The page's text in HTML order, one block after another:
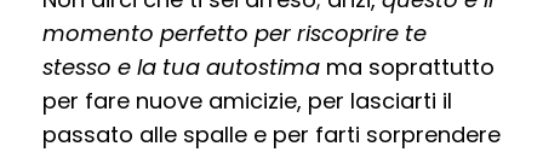
momento perfetto per riscoprire te
stesso e la tua autostima ma soprattutto
per fare nuove amicizie, per lasciarti il
passato alle spalle e per farti sorprendere